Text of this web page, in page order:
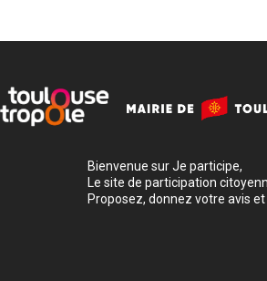
Bienvenue sur Je participe,
Le site de participation
Proposez, donnez votre avis